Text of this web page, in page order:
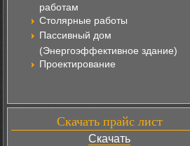
работам
Столярные работы
Пассивный дом
(Энергоэффективное здание)
Проектирование
Скачать прайс лист
Скачать